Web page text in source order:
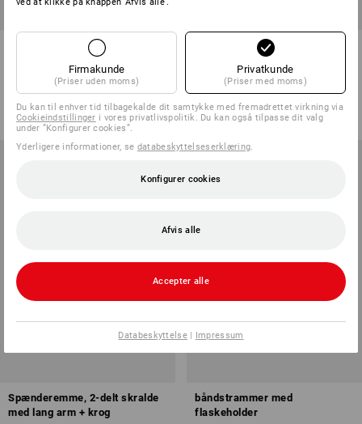
Båndstrammersæt 1 del
skralde/sæt 6 stk
(med moms) fra 10 Sæt
Båndstrammer, 2 dele med
skralde+karabin
version
(med moms) fra 6 Stk.
Spænderemme, 2-delt skralde
med lang arm + krog
båndstrammer med
flaskeholder
Firmakunde
(Priser uden moms)
Privatkunde
(Priser med moms)
Du kan til enhver tid tilbagekalde dit samtykke med fremadrettet virkning via
Cookieindstillinger i vores privatlivspolitik. Du kan også tilpasse dit valg
under ”Konfigurer cookies”.
Yderligere informationer, se databeskyttelseserklæring.
Konfigurer cookies
Afvis alle
Accepter alle
Databeskyttelse| Impressum